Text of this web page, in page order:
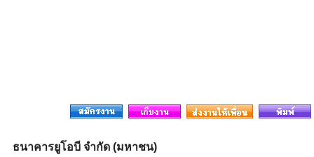
ธนาคารยูโอบี จำกัด (มหาชน)